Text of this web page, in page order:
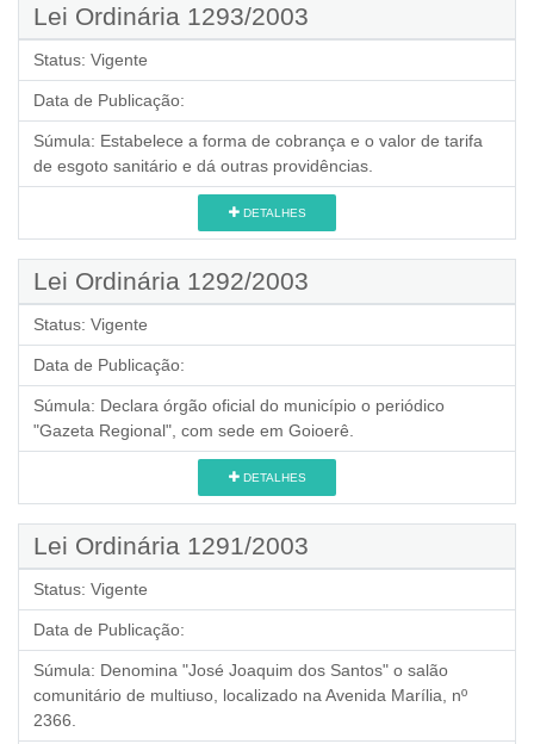
Lei Ordinária 1293/2003
Status: Vigente
Data de Publicação:
Súmula: Estabelece a forma de cobrança e o valor de tarifa
de esgoto sanitário e dá outras providências.
DETALHES
Lei Ordinária 1292/2003
Status: Vigente
Data de Publicação:
Súmula: Declara órgão oficial do município o periódico
"Gazeta Regional", com sede em Goioerê.
DETALHES
Lei Ordinária 1291/2003
Status: Vigente
Data de Publicação:
Súmula: Denomina "José Joaquim dos Santos" o salão
comunitário de multiuso, localizado na Avenida Marília, nº
2366.